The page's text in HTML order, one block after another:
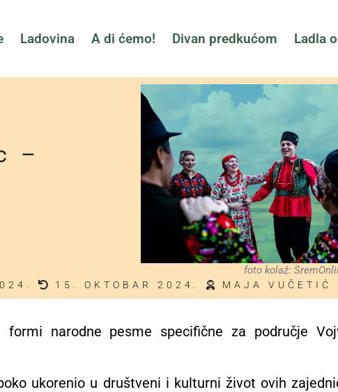
Ladovina A di ćemo! Divan predkućom Ladla
foto kolaž:
–
15. OKTOBAR 2024. MAJA VUČETIĆ
narodne pesme specifične za područje
ukorenio u društveni i kulturni život ovih